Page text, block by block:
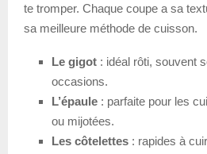
te tromper. Chaque coupe a sa
sa meilleure méthode de cuisson.
Le gigot : idéal rôti, souvent
occasions.
L’épaule : parfaite pour les
ou mijotées.
Les côtelettes : rapides à